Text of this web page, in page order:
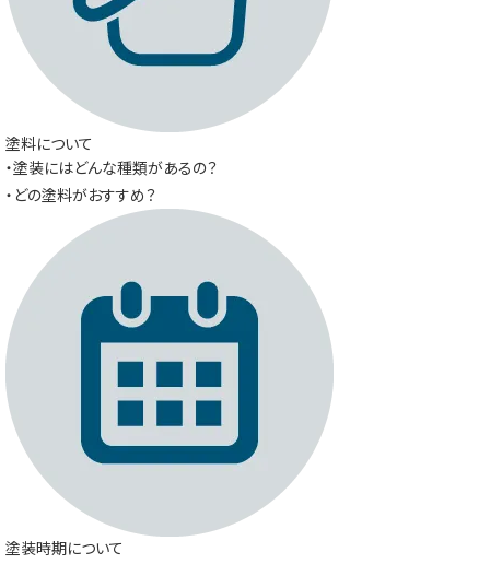
塗料について
・塗装にはどんな種類があるの？
・どの塗料がおすすめ？
塗装時期について